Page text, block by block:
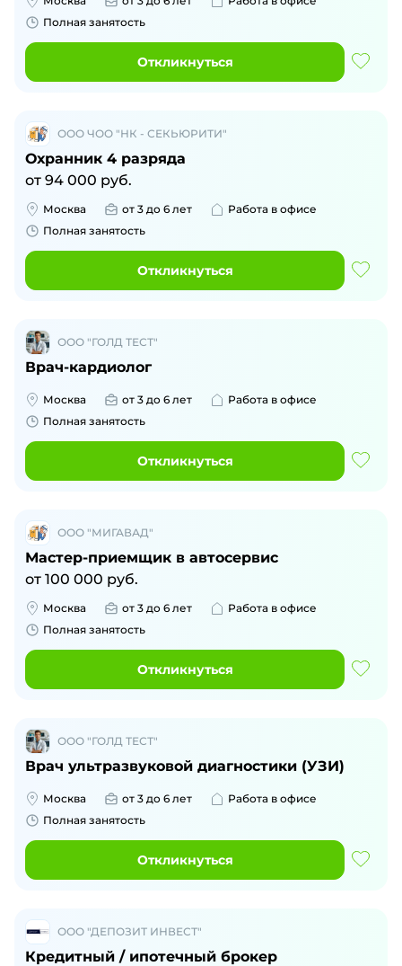
Полная занятость
Откликнуться
ООО ЧОО "НК - СЕКЬЮРИТИ"
Охранник 4 разряда
от 94 000 руб.
Москва от 3 до 6 лет
Работа в офисе
Полная занятость
Откликнуться
ООО "ГОЛД ТЕСТ"
Врач-кардиолог
Москва от 3 до 6 лет
Работа в офисе
Полная занятость
Откликнуться
ООО "МИГАВАД"
Мастер-приемщик в автосервис
от 100 000 руб.
Москва от 3 до 6 лет
Работа в офисе
Полная занятость
Откликнуться
ООО "ГОЛД ТЕСТ"
Врач ультразвуковой диагностики (УЗИ)
Москва от 3 до 6 лет
Работа в офисе
Полная занятость
Откликнуться
ООО "ДЕПОЗИТ ИНВЕСТ"
Кредитный / ипотечный брокер